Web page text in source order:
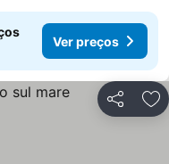
Ver preços
Partilhar